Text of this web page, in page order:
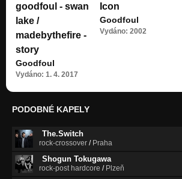
Nezařazeno
Stir Of Echoes, In The Palms (2001)
Nezařazeno
Stir Of Echoes, Into Silence (2001)
Nezařazeno
Nezařazeno
Icon, Breathe (2003)
Nezařazeno
Icon, Forgotten Grains Of Sand (2003)
Nezařazeno
goodfoul - swan
lake /
madebythefire -
story
Goodfoul
Vydáno: 1. 4. 2017
Icon
Goodfoul
Vydáno: 2002
PODOBNÉ KAPELY
The.Switch
rock-crossover / Praha
Shogun Tokugawa
rock-post hardcore / Plzeň